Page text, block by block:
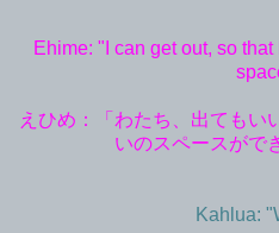
Ehime: "I can get out, so
えひめ：「わたち、出てもい
いのスペースがで
Kahlua: